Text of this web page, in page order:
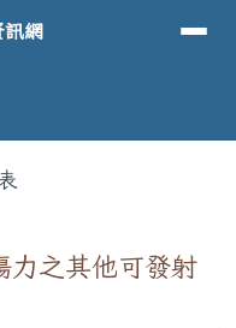
學校全球資
網
力之其他可發射